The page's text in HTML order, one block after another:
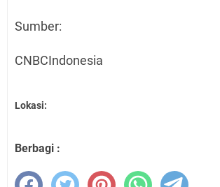
Sumber:
CNBCIndonesia
Lokasi:
Berbagi :